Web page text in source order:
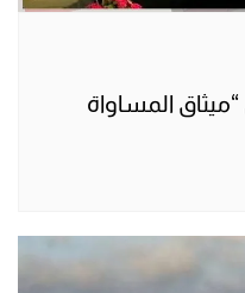
المساواة